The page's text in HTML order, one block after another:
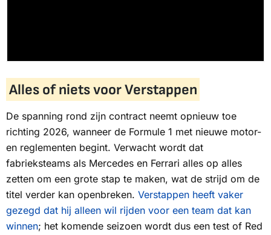
Alles of niets voor Verstappen
De spanning rond zijn contract neemt opnieuw toe
richting 2026, wanneer de Formule 1 met nieuwe motor-
en reglementen begint. Verwacht wordt dat
fabrieksteams als Mercedes en Ferrari alles op alles
zetten om een grote stap te maken, wat de strijd om de
titel verder kan openbreken. Verstappen heeft vaker
gezegd dat hij alleen wil rijden voor een team dat kan
winnen; het komende seizoen wordt dus een test of Red